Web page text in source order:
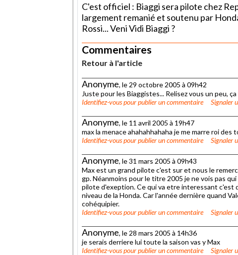
C'est officiel : Biaggi sera pilote chez
largement remanié et soutenu par
Rossi... Veni Vidi Biaggi ?
Commentaires
Retour à l'article
Anonyme, le 29 octobre 2005 à 09h42
Juste pour les Biaggistes... Relisez vous un peu,
Identifiez-vouspour publier un commentaire Signaler
Anonyme, le 11 avril 2005 à 19h47
max la menace ahahahhahaha je me marre roi des
Identifiez-vouspour publier un commentaire Signaler
Anonyme, le 31 mars 2005 à 09h43
Max est un grand pilote c'est sur et nous le
gp. Néanmoins pour le titre 2005 je ne vois pas
pilote d'exeption. Ce qui va etre interessant c'est
niveau de la Honda. Car l'année dernière quand
cohéquipier.
Identifiez-vouspour publier un commentaire Signaler
Anonyme, le 28 mars 2005 à 14h36
je serais derriere lui toute la saison vas y Max
Identifiez-vouspour publier un commentaire Signaler